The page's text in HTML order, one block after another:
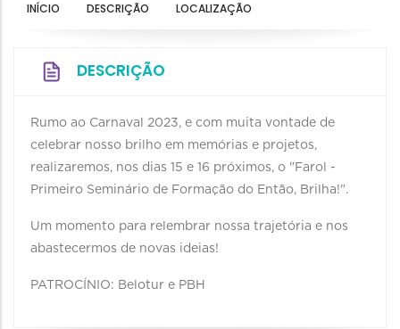
INÍCIO DESCRIÇÃO LOCALIZAÇÃO
DESCRIÇÃO
Rumo ao Carnaval 2023, e com muita vontade de
celebrar nosso brilho em memórias e projetos,
realizaremos, nos dias 15 e 16 próximos, o "Farol -
Primeiro Seminário de Formação do Então, Brilha!".
Um momento para relembrar nossa trajetória e nos
abastecermos de novas ideias!
PATROCÍNIO: Belotur e PBH